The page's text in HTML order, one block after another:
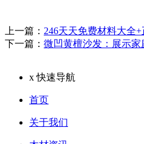
上一篇： 246天天免费材料大全
下一篇： 微凹黄檀沙发：展示
x快速导航
首页
关于我们